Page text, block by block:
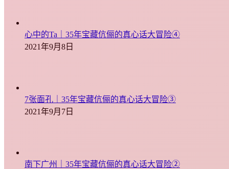
心中的Ta｜35年宝藏伉俪的真心话大冒险④
2021年9月8日
7张面孔｜35年宝藏伉俪的真心话大冒险③
2021年9月7日
南下广州｜35年宝藏伉俪的真心话大冒险②